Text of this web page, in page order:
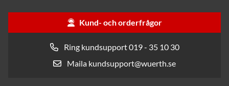
Kund- och orderfrågor
Ring kundsupport 019 - 35 10 30
Maila kundsupport@wuerth.se